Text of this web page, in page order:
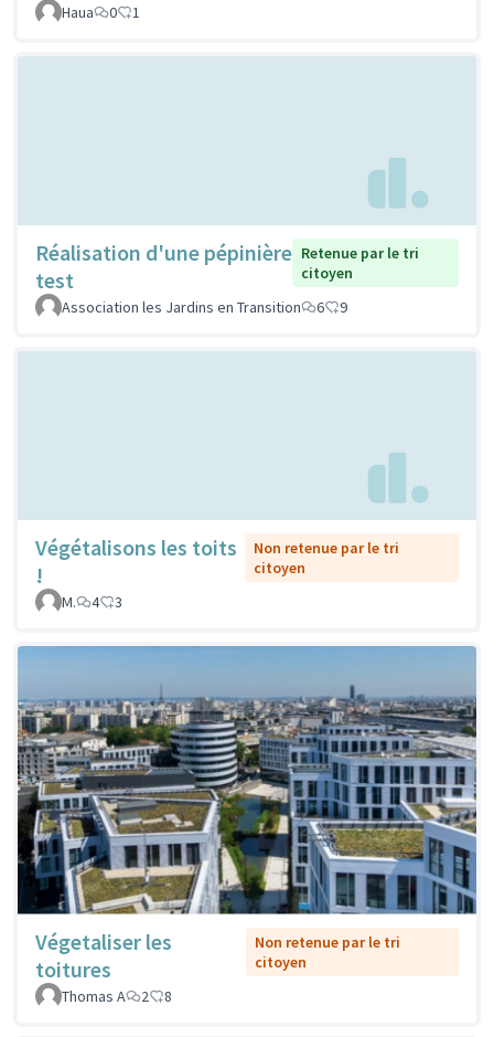
Haua
0 1
Réalisation d'une pépinière
test
Retenue par le tri
citoyen
Association les Jardins en Transition
6 9
Végétalisons les toits
!
Non retenue par le tri
citoyen
M.
4 3
Végetaliser les
toitures
Non retenue par le tri
citoyen
Thomas A
2 8